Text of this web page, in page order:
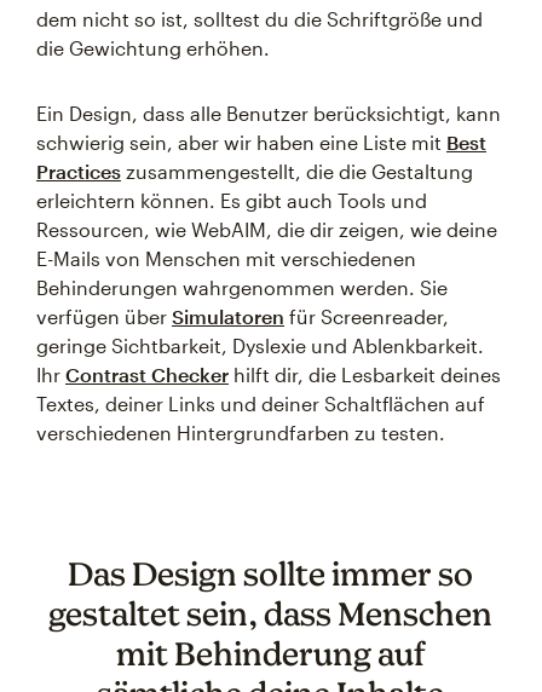
dem nicht so ist, solltest du die Schriftgröße und
die Gewichtung erhöhen.
Ein Design, dass alle Benutzer berücksichtigt, kann
schwierig sein, aber wir haben eine Liste mit Best
Practices zusammengestellt, die die Gestaltung
erleichtern können. Es gibt auch Tools und
Ressourcen, wie WebAIM, die dir zeigen, wie deine
E-Mails von Menschen mit verschiedenen
Behinderungen wahrgenommen werden. Sie
verfügen über Simulatoren für Screenreader,
geringe Sichtbarkeit, Dyslexie und Ablenkbarkeit.
Ihr Contrast Checker hilft dir, die Lesbarkeit deines
Textes, deiner Links und deiner Schaltflächen auf
verschiedenen Hintergrundfarben zu testen.
Das Design sollte immer so
gestaltet sein, dass Menschen
mit Behinderung auf